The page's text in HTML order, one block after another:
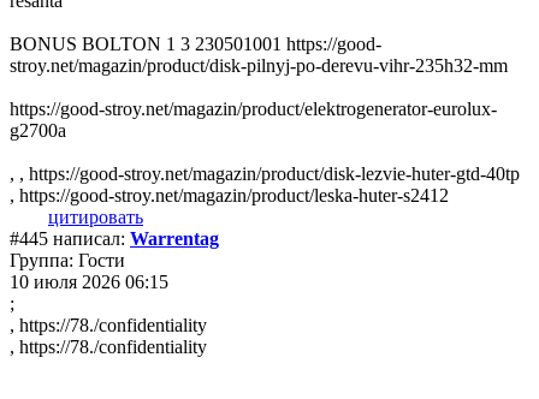
BONUS BOLTON 1 3 230501001 https://good-
stroy.net/magazin/product/disk-pilnyj-po-derevu-vihr-235h32-mm
https://good-stroy.net/magazin/product/elektrogenerator-eurolux-
g2700a
, , https://good-stroy.net/magazin/product/disk-lezvie-huter-gtd-40tp
, https://good-stroy.net/magazin/product/leska-huter-s2412
цитировать
#445 написал: Warrentag
Группа: Гости
10 июля 2026 06:15
;
, https://78./confidentiality
, https://78./confidentiality